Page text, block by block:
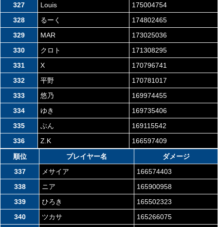
327
Louis
175004754
328
るーく
174802465
329
MAR
173025036
330
クロト
171308295
331
X
170796741
332
平野
170781017
333
悠乃
169974455
334
ゆき
169735406
335
ぶん
169115542
336
Z.K
166597409
順位
プレイヤー名
ダメージ
337
メサイア
166574403
338
ニア
165900958
339
ひろき
165502323
340
ツカサ
165266075